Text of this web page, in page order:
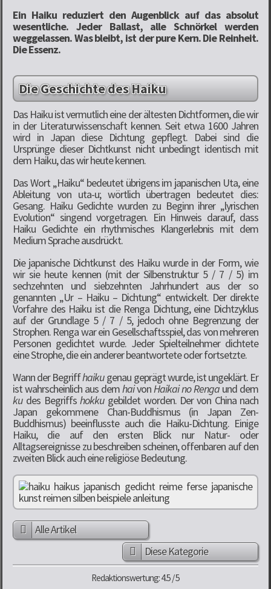
Ein Haiku reduziert den Augenblick auf das absolut
wesentliche. Jeder Ballast, alle Schnörkel werden
weggelassen. Was bleibt, ist der pure Kern. Die Reinheit.
Die Essenz.
Die Geschichte des Haiku
Das Haiku ist vermutlich eine der ältesten Dichtformen, die wir
in der Literaturwissenschaft kennen. Seit etwa 1600 Jahren
wird in Japan diese Dichtung gepflegt. Dabei sind die
Ursprünge dieser Dichtkunst nicht unbedingt identisch mit
dem Haiku, das wir heute kennen.
Das Wort „Haiku“ bedeutet übrigens im japanischen Uta, eine
Ableitung von uta-u; wörtlich übertragen bedeutet dies:
Gesang. Haiku Gedichte wurden zu Beginn ihrer „lyrischen
Evolution“ singend vorgetragen. Ein Hinweis darauf, dass
Haiku Gedichte ein rhythmisches Klangerlebnis mit dem
Medium Sprache ausdrückt.
Die japanische Dichtkunst des Haiku wurde in der Form, wie
wir sie heute kennen (mit der Silbenstruktur 5 / 7 / 5) im
sechzehnten und siebzehnten Jahrhundert aus der so
genannten „Ur – Haiku – Dichtung“ entwickelt. Der direkte
Vorfahre des Haiku ist die Renga Dichtung, eine Dichtzyklus
auf der Grundlage 5 / 7 / 5, jedoch ohne Begrenzung der
Strophen. Renga war ein Gesellschaftsspiel, das von mehreren
Personen gedichtet wurde. Jeder Spielteilnehmer dichtete
eine Strophe, die ein anderer beantwortete oder fortsetzte.
Wann der Begriffhaikugenau geprägt wurde, ist ungeklärt. Er
ist wahrscheinlich aus demhaivon Haikai no Renga und dem
ku des Begriffs hokku gebildet worden. Der von China nach
Japan gekommene Chan-Buddhismus (in Japan Zen-
Buddhismus) beeinflusste auch die Haiku-Dichtung. Einige
Haiku, die auf den ersten Blick nur Natur- oder
Alltagsereignisse zu beschreiben scheinen, offenbaren auf den
zweiten Blick auch eine religiöse Bedeutung.
Alle Artikel
Diese Kategorie
Redaktionswertung: 4.5 / 5